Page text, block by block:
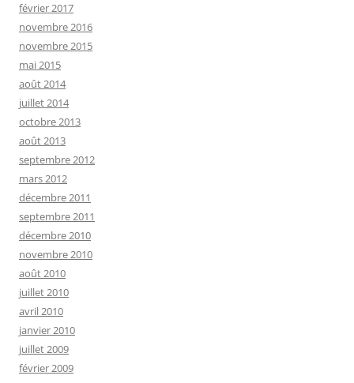
février 2017
novembre 2016
novembre 2015
mai 2015
août 2014
juillet 2014
octobre 2013
août 2013
septembre 2012
mars 2012
décembre 2011
septembre 2011
décembre 2010
novembre 2010
août 2010
juillet 2010
avril 2010
janvier 2010
juillet 2009
février 2009